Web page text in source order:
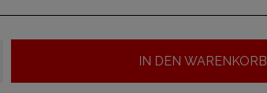
IN DEN WARENKORB